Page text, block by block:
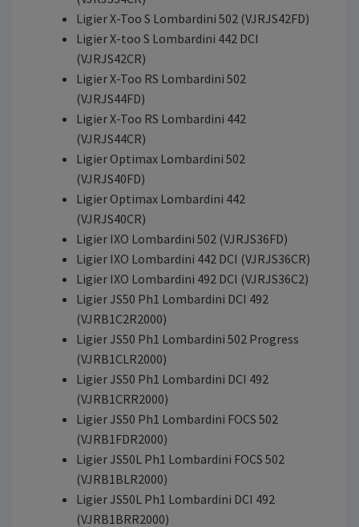
Ligier X-Too S Lombardini 502 (VJRJS42FD)
Ligier X-too S Lombardini 442 DCI
(VJRJS42CR)
Ligier X-Too RS Lombardini 502
(VJRJS44FD)
Ligier X-Too RS Lombardini 442
(VJRJS44CR)
Ligier Optimax Lombardini 502
(VJRJS40FD)
Ligier Optimax Lombardini 442
(VJRJS40CR)
Ligier IXO Lombardini 502 (VJRJS36FD)
Ligier IXO Lombardini 442 DCI (VJRJS36CR)
Ligier IXO Lombardini 492 DCI (VJRJS36C2)
Ligier JS50 Ph1 Lombardini DCI 492
(VJRB1C2R2000)
Ligier JS50 Ph1 Lombardini 502 Progress
(VJRB1CLR2000)
Ligier JS50 Ph1 Lombardini DCI 492
(VJRB1CRR2000)
Ligier JS50 Ph1 Lombardini FOCS 502
(VJRB1FDR2000)
Ligier JS50L Ph1 Lombardini FOCS 502
(VJRB1BLR2000)
Ligier JS50L Ph1 Lombardini DCI 492
(VJRB1BRR2000)